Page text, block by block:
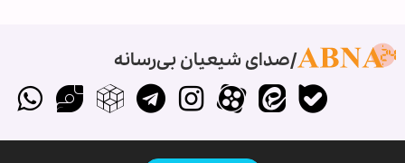
صدای شیعیان بی‌رسانه